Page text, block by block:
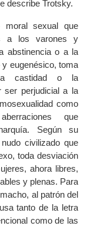
describe Trotsky.
moral sexual que
a los varones y
abstinencia o a la
eugenésico, toma
castidad o la
ser perjudicial a la
como
que
Según su
civilizado que
toda desviación
ahora libres,
y plenas. Para
al patrón del
tanto de la letra
como de las